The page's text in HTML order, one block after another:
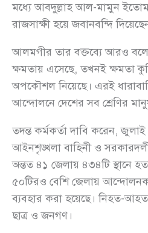
মধ্যে আবদুল্লাহ আল-মামুন
রাজসাক্ষী হয়ে জবানবন্দি
আলমগীর তার বক্তব্যে আরও
ক্ষমতায় এসেছে, তখনই ক্ষমতা
অপকৌশল নিয়েছে। এরই
আন্দোলনে দেশের সব শ্রেণির
তদন্ত কর্মকর্তা দাবি করেন,
আইনশৃঙ্খলা বাহিনী ও
অন্তত ৪১ জেলায় ৪৩৪টি স্থানে
৫০টিরও বেশি জেলায়
ব্যবহার করা হয়েছে। নিহত-
ছাত্র ও জনগণ।